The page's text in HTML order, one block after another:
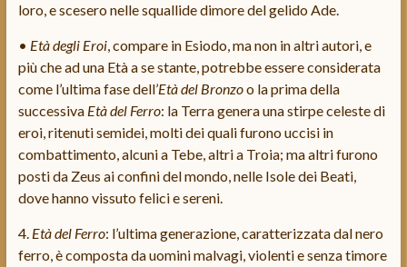
loro, e scesero nelle squallide dimore del gelido Ade.
• Età degli Eroi, compare in Esiodo, ma non in altri autori, e
più che ad una Età a se stante, potrebbe essere considerata
come l’ultima fase dell’Età del Bronzoo la prima della
successiva Età del Ferro: la Terra genera una stirpe celeste di
eroi, ritenuti semidei, molti dei quali furono uccisi in
combattimento, alcuni a Tebe, altri a Troia; ma altri furono
posti da Zeus ai confini del mondo, nelle Isole dei Beati,
dove hanno vissuto felici e sereni.
4. Età del Ferro: l’ultima generazione, caratterizzata dal nero
ferro, è composta da uomini malvagi, violenti e senza timore